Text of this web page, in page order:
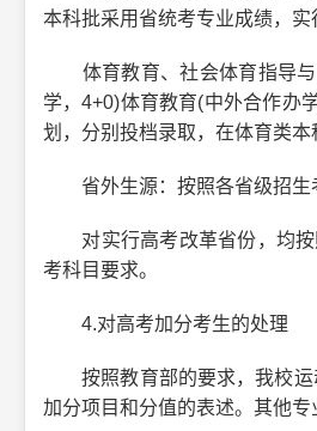
本科批采用省统考专业成绩，
体育教育、社会体育指导与
学，4+0)体育教育(中外合作办
划，分别投档录取，在体育类
省外生源：按照各省级招生
对实行高考改革省份，均按
考科目要求。
4.对高考加分考生的处理
按照教育部的要求，我校运
加分项目和分值的表述。其他